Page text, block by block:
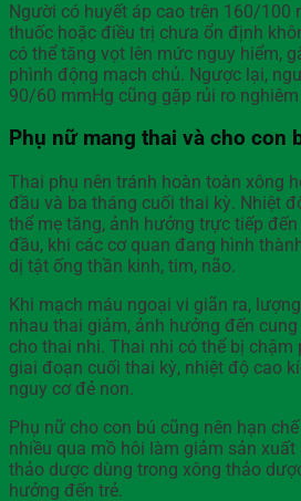
Người có huyết áp cao trên 160/100
thuốc hoặc điều trị chưa ổn định
có thể tăng vọt lên mức nguy hiểm,
phình động mạch chủ. Ngược lại,
90/60 mmHg cũng gặp rủi ro
Phụ nữ mang thai và cho con
Thai phụ nên tránh hoàn toàn xông
đầu và ba tháng cuối thai kỳ. Nhiệt
thể mẹ tăng, ảnh hưởng trực tiếp
đầu, khi các cơ quan đang hình
dị tật ống thần kinh, tim, não.
Khi mạch máu ngoại vi giãn ra,
nhau thai giảm, ảnh hưởng đến
cho thai nhi. Thai nhi có thể bị chậm
giai đoạn cuối thai kỳ, nhiệt độ cao
nguy cơ đẻ non.
Phụ nữ cho con bú cũng nên hạn
nhiều qua mồ hôi làm giảm sản
thảo dược dùng trong xông thảo
hưởng đến trẻ.